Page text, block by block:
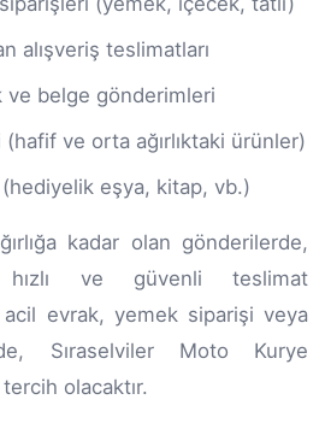
alışveriş teslimatları
ve belge gönderimleri
ve orta ağırlıktaki ürünler)
eşya, kitap, vb.)
kadar olan gönderilerde,
hızlı ve güvenli teslimat
acil evrak, yemek siparişi veya
Sıraselviler Moto Kurye
olacaktır.